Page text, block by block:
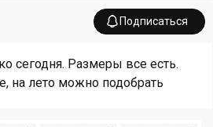
Подписаться
сегодня. Размеры все есть.
на лето можно подобрать